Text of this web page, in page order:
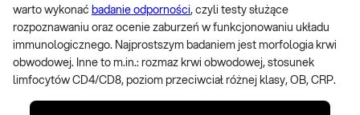
warto wykonać badanie odporności, czyli testy służące
rozpoznawaniu oraz ocenie zaburzeń w funkcjonowaniu układu
immunologicznego. Najprostszym badaniem jest morfologia krwi
obwodowej. Inne to m.in.: rozmaz krwi obwodowej, stosunek
limfocytów CD4/CD8, poziom przeciwciał różnej klasy, OB, CRP.